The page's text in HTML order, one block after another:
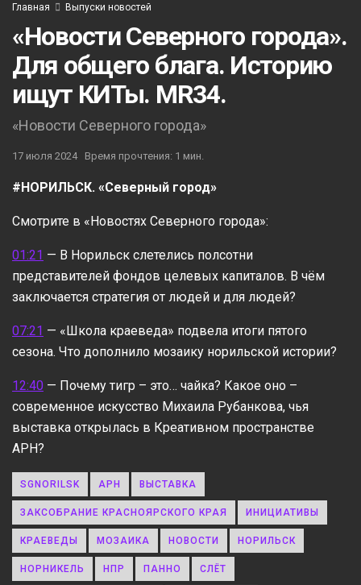
Главная Выпуски новостей
«Новости Северного города».
Для общего блага. Историю
ищут КИТы. MR34.
«Новости Северного города»
17 июля 2024 Время прочтения: 1 мин.
#НОРИЛЬСК. «Северный город»
Смотрите в «Новостях Северного города»:
01:21 — В Норильск слетелись полсотни
представителей фондов целевых капиталов. В чём
заключается стратегия от людей и для людей?
07:21 — «Школа краеведа» подвела итоги пятого
сезона. Что дополнило мозаику норильской истории?
12:40 — Почему тигр – это… чайка? Какое оно –
современное искусство Михаила Рубанкова, чья
выставка открылась в Креативном пространстве
АРН?
SGNORILSK АРН ВЫСТАВКА
ЗАКСОБРАНИЕ КРАСНОЯРСКОГО КРАЯ ИНИЦИАТИВЫ
КРАЕВЕДЫ МОЗАИКА НОВОСТИ НОРИЛЬСК
НОРНИКЕЛЬ НПР ПАННО СЛЁТ